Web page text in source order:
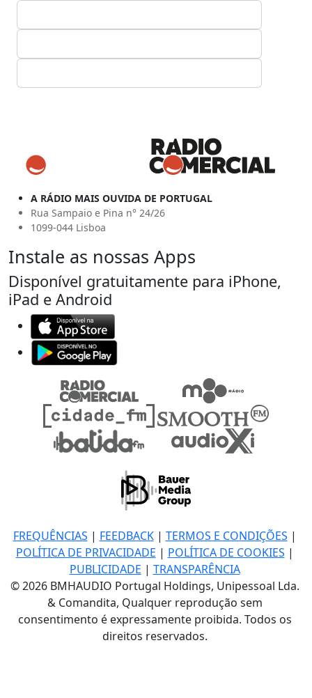
A RÁDIO MAIS OUVIDA DE PORTUGAL
Rua Sampaio e Pina n° 24/26
1099-044 Lisboa
Instale as nossas Apps
Disponível gratuitamente para iPhone,
iPad e Android
FREQUÊNCIAS | FEEDBACK| TERMOS E CONDIÇÕES |
POLÍTICA DE PRIVACIDADE | POLÍTICA DE COOKIES |
PUBLICIDADE | TRANSPARÊNCIA
© 2026 BMHAUDIO Portugal Holdings, Unipessoal Lda.
& Comandita, Qualquer reprodução sem
consentimento é expressamente proibida. Todos os
direitos reservados.